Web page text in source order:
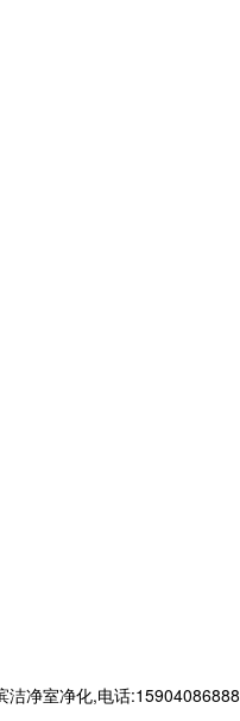
洁净室净化,电话:15904086888